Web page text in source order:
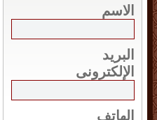
الاسم
البريد
الإلكترونى
الهاتف